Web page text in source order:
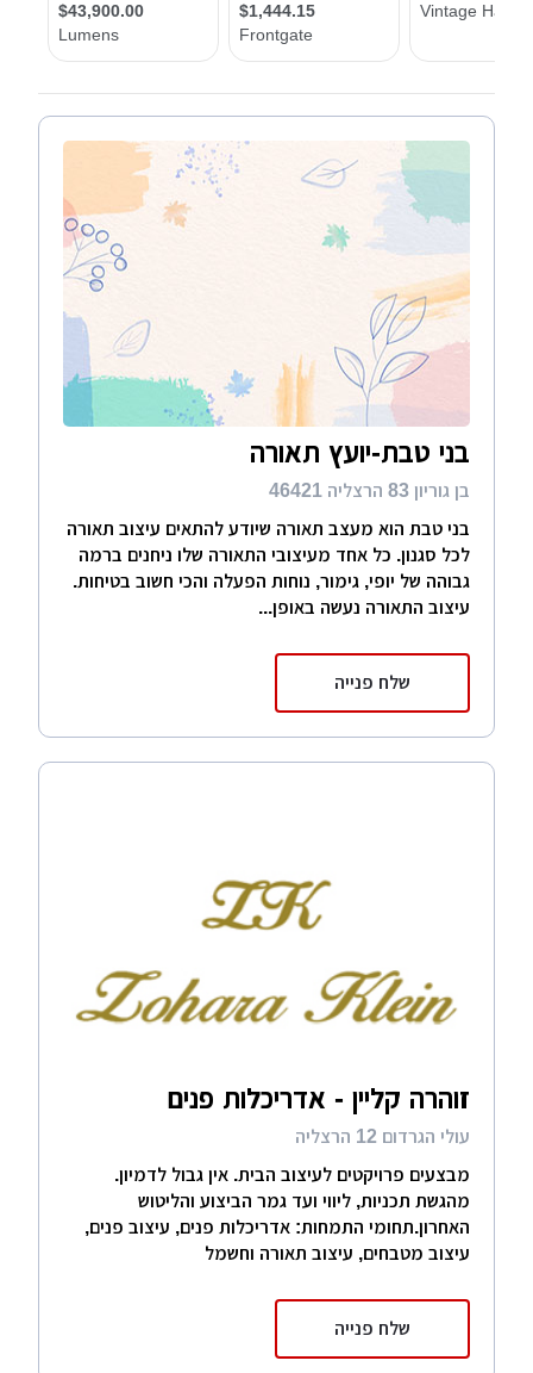
בני טבת-יועץ תאורה
בן גוריון 83 הרצליה 46421
בני טבת הוא מעצב תאורה שיודע להתאים עיצוב תאורה
לכל סגנון. כל אחד מעיצובי התאורה שלו ניחנים ברמה
גבוהה של יופי, גימור, נוחות הפעלה והכי חשוב בטיחות.
עיצוב התאורה נעשה באופן...
שלח פנייה
זוהרה קליין - אדריכלות פנים
עולי הגרדום 12 הרצליה
מבצעים פרויקטים לעיצוב הבית. אין גבול לדמיון.
מהגשת תכניות, ליווי ועד גמר הביצוע והליטוש
האחרון.תחומי התמחות: אדריכלות פנים, עיצוב פנים,
עיצוב מטבחים, עיצוב תאורה וחשמל
שלח פנייה